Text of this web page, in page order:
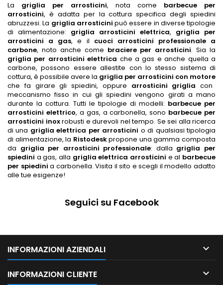
La griglia per arrosticini, nota come barbecue per
arrosticini, è adatta per la cottura specifica degli spiedini
abruzzesi. La griglia arrosticini può essere in diverse tipologie
di alimentazione: griglia arrosticini elettrica, griglia per
arrosticini a gas, e il cuoci arrosticini professionale a
carbone, noto anche come braciere per arrosticini. Sia la
griglia per arrosticini elettrica che a gas e anche quella a
carbone, possono essere allestite con lo stesso sistema di
cottura, è possibile avere la griglia per arrosticini con motore
che fa girare gli spiedini, oppure arrosticini griglia con
meccanismo fisso in cui gli spiedini vengono girati a mano
durante la cottura. Tutti le tipologie di modelli: barbecue per
arrosticini elettrico, a gas, a carbonella, sono barbecue per
arrosticini inoxrobusti e durevoli nel tempo. Se sei alla ricerca
di una griglia elettrica per arrosticini o di qualsiasi tipologia
di alimentazione, la Ristodeskpropone una gamma composta
da griglia per arrosticini professionale: dalla griglia per
spiedini a gas, alla griglia elettrica arrosticini e al barbecue
per spiedini a carbonella. Visita il sito e scegli il modello adatto
alle tue esigenze!
Seguici su Facebook
INFORMAZIONI AZIENDALI 
INFORMAZIONI CLIENTE 